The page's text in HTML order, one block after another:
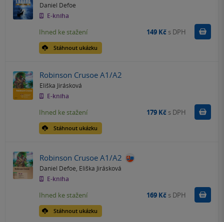
Daniel Defoe
E-kniha
Stáhnout ukázku
Ihned ke stažení 149 Kč s DPH Koupit
Robinson Crusoe A1/A2
Eliška Jirásková
E-kniha
Stáhnout ukázku
Ihned ke stažení 179 Kč s DPH Koupit
Robinson Crusoe A1/A2
Daniel Defoe Eliška Jirásková
E-kniha
Stáhnout ukázku
Ihned ke stažení 169 Kč s DPH Koupit